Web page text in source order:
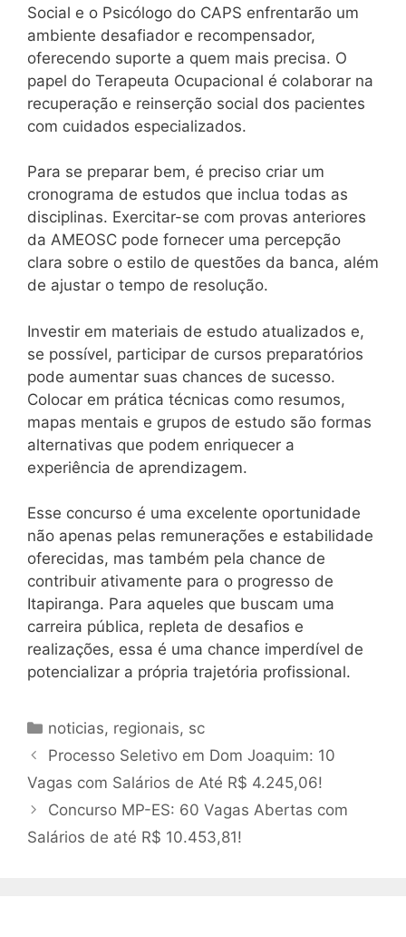
Social e o Psicólogo do CAPS enfrentarão um
ambiente desafiador e recompensador,
oferecendo suporte a quem mais precisa. O
papel do Terapeuta Ocupacional é colaborar na
recuperação e reinserção social dos pacientes
com cuidados especializados.
Para se preparar bem, é preciso criar um
cronograma de estudos que inclua todas as
disciplinas. Exercitar-se com provas anteriores
da AMEOSC pode fornecer uma percepção
clara sobre o estilo de questões da banca, além
de ajustar o tempo de resolução.
Investir em materiais de estudo atualizados e,
se possível, participar de cursos preparatórios
pode aumentar suas chances de sucesso.
Colocar em prática técnicas como resumos,
mapas mentais e grupos de estudo são formas
alternativas que podem enriquecer a
experiência de aprendizagem.
Esse concurso é uma excelente oportunidade
não apenas pelas remunerações e estabilidade
oferecidas, mas também pela chance de
contribuir ativamente para o progresso de
Itapiranga. Para aqueles que buscam uma
carreira pública, repleta de desafios e
realizações, essa é uma chance imperdível de
potencializar a própria trajetória profissional.
Categorias
noticias, regionais, sc
Processo Seletivo em Dom Joaquim: 10
Vagas com Salários de Até R$ 4.245,06!
Concurso MP-ES: 60 Vagas Abertas com
Salários de até R$ 10.453,81!